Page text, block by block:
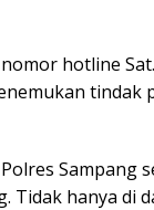
hotline
tindak
Sampang
Tidak hanya di